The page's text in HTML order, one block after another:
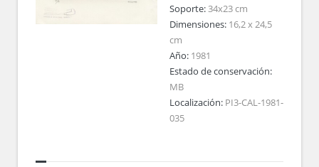
Soporte:34x23 cm
Dimensiones: 16,2 x 24,5
cm
Año: 1981
Estado de conservación:
MB
Localización: PI3-CAL-1981-
035